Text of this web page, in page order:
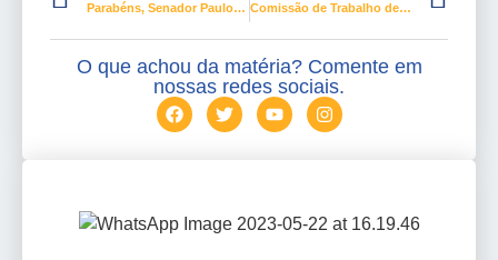
Parabéns, Senador Paulo Paim. O melhor Senador do país. Comissão de Trabalho debate Lei da Gorjeta
O que achou da matéria? Comente em
nossas redes sociais.